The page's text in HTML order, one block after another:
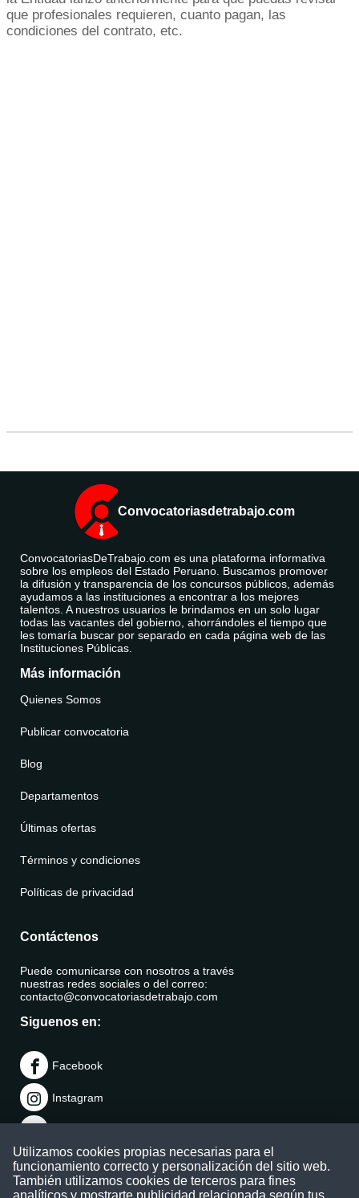
que profesionales requieren, cuanto pagan, las
condiciones del contrato, etc.
Convocatoriasdetrabajo.com
ConvocatoriasDeTrabajo.com es una plataforma informativa
sobre los empleos del Estado Peruano. Buscamos promover
la difusión y transparencia de los concursos públicos, además
ayudamos a las instituciones a encontrar a los mejores
talentos. A nuestros usuarios le brindamos en un solo lugar
todas las vacantes del gobierno, ahorrándoles el tiempo que
les tomaría buscar por separado en cada página web de las
Instituciones Públicas.
Más información
Quienes Somos
Publicar convocatoria
Blog
Departamentos
Últimas ofertas
Términos y condiciones
Políticas de privacidad
Contáctenos
Puede comunicarse con nosotros a través
nuestras redes sociales o del correo:
contacto@convocatoriasdetrabajo.com
Siguenos en:
Facebook
Instagram
Telegram
TikTok
Utilizamos cookies propias necesarias para el
funcionamiento correcto y personalización del sitio web.
También utilizamos cookies de terceros para fines
analíticos y mostrarte publicidad relacionada según tus